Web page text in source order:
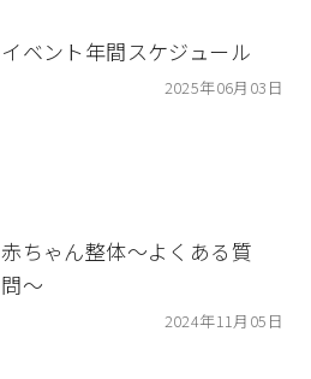
イベント年間スケジュール
2025年06月03日
赤ちゃん整体〜よくある質
問〜
2024年11月05日